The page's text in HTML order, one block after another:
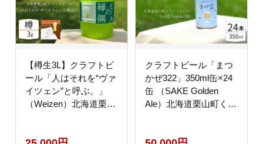
【樽生3L】クラフトビ
ール「人はそれを“ヴァ
イツェン”と呼ぶ。」
（Weizen）北海道栗山
クラフトビール「まつ
かぜ322」350ml缶×24
缶 （SAKE Golden
Ale）北海道栗山町くり